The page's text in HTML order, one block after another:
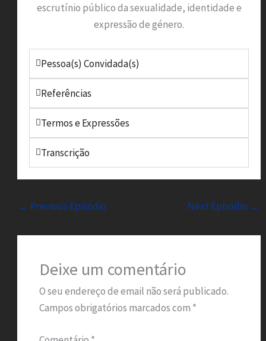
escrutínio público da sexualidade, identidade e
expressão de género.
Pessoa(s) Convidada(s)
Referências
Termos e Expressões
Transcrição
← Previous Episódio Next Episódio →
Deixe um comentário
O seu endereço de email não será publicado.
Campos obrigatórios marcados com *